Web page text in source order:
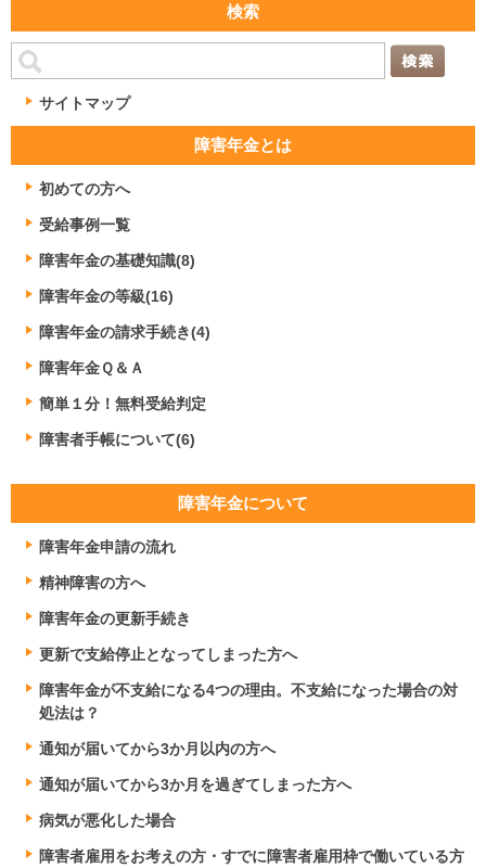
検索
サイトマップ
障害年金とは
初めての方へ
受給事例一覧
障害年金の基礎知識(8)
障害年金の等級(16)
障害年金の請求手続き(4)
障害年金Ｑ＆Ａ
簡単１分！無料受給判定
障害者手帳について(6)
障害年金について
障害年金申請の流れ
精神障害の方へ
障害年金の更新手続き
更新で支給停止となってしまった方へ
障害年金が不支給になる4つの理由。不支給になった場合の対
処法は？
通知が届いてから3か月以内の方へ
通知が届いてから3か月を過ぎてしまった方へ
病気が悪化した場合
障害者雇用をお考えの方・すでに障害者雇用枠で働いている方